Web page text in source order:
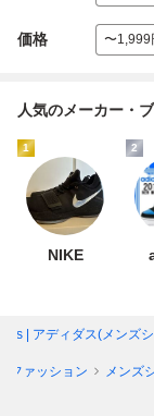
価格 〜1,999
人気のメーカー・
1
NIKE
2
| アディダス(メンズ
ファッション メンズ